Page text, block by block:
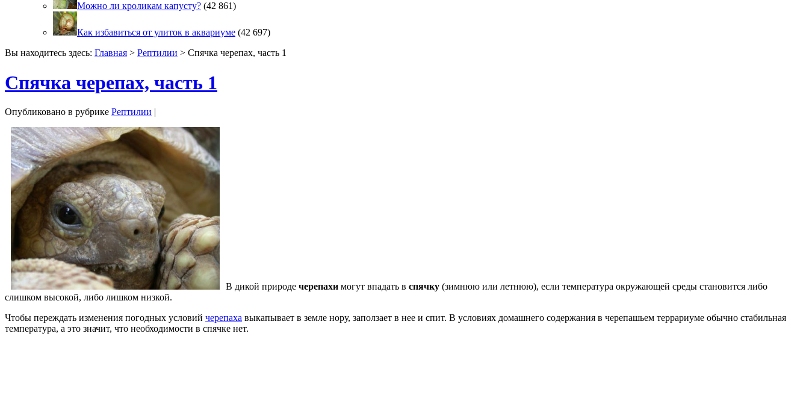
Можно ли кроликам капусту? (42 861)
Как избавиться от улиток в аквариуме (42 697)
Вы находитесь здесь: Главная > Рептилии > Спячка черепах, часть 1
Спячка черепах, часть 1
Опубликовано в рубрике Рептилии |
В дикой природе черепахи могут впадать в спячку (зимнюю или летнюю), если температура окружающей среды становится либо
слишком высокой, либо лишком низкой.
Чтобы переждать изменения погодных условий черепаха выкапывает в земле нору, заползает в нее и спит. В условиях домашнего содержания в черепашьем террариуме обычно стабильная
температура, а это значит, что необходимости в спячке нет.